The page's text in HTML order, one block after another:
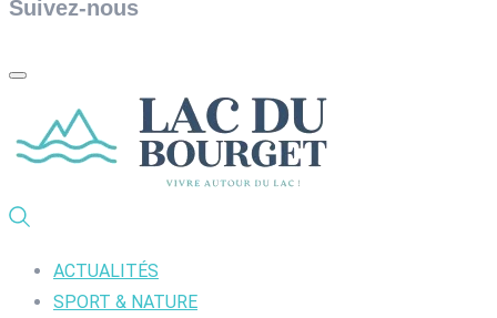
Suivez-nous
ACTUALITÉS
SPORT & NATURE